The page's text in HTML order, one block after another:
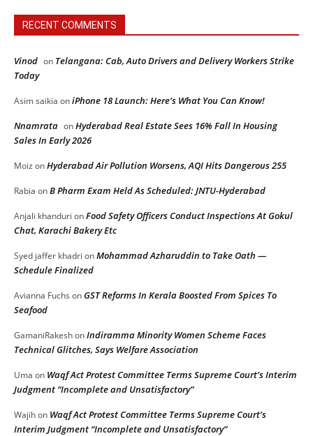
RECENT COMMENTS
Vinod on Telangana: Cab, Auto Drivers and Delivery Workers Strike
Today
Asim saikia oniPhone 18 Launch: Here’s What You Can Know!
Nnamrata onHyderabad Real Estate Sees 16% Fall In Housing
Sales In Early 2026
Moiz onHyderabad Air Pollution Worsens, AQI Hits Dangerous 255
Rabia onB Pharm Exam Held As Scheduled: JNTU-Hyderabad
Anjali khanduri onFood Safety Officers Conduct Inspections At Gokul
Chat, Karachi Bakery Etc
Syed jaffer khadri onMohammad Azharuddin to Take Oath —
Schedule Finalized
Avianna Fuchs onGST Reforms In Kerala Boosted From Spices To
Seafood
GamaniRakeshonIndiramma Minority Women Scheme Faces
Technical Glitches, Says Welfare Association
Uma on Waqf Act Protest Committee Terms Supreme Court’s Interim
Judgment “Incomplete and Unsatisfactory”
Wajihon Waqf Act Protest Committee Terms Supreme Court’s
Interim Judgment “Incomplete and Unsatisfactory”